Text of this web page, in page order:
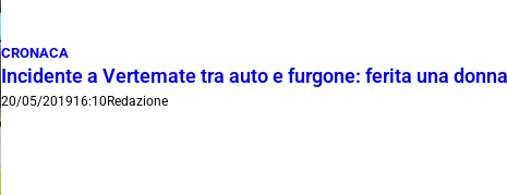
CRONACA
Incidente a Vertemate tra auto e furgone: ferita una donna
20/05/201916:10Redazione